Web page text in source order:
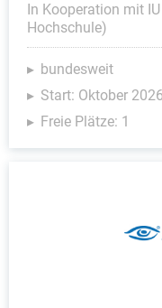
In Kooperation mit
Hochschule)
bundesweit
Start: Oktober 2026
Freie Plätze: 1